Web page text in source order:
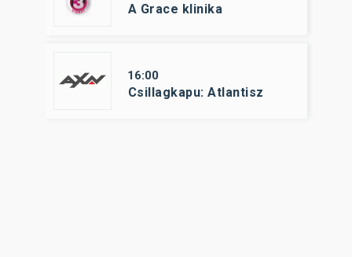
A Grace klinika
16:00
Csillagkapu: Atlantisz